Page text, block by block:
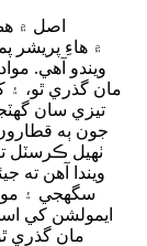
ويندو آهي.
مان گذري ٿو، ۽
تيزي سان
جون ٻه
ٺهيل ڪرسٽل
ويندا آهن ته
سگهجي ۽
ايمولشن کي